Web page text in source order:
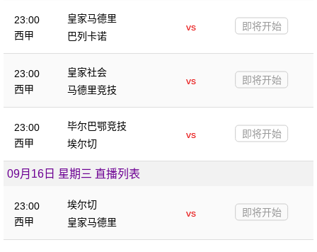
23:00
西甲
皇家马德里
vs
巴列卡诺
即将开始
23:00
西甲
皇家社会
vs
马德里竞技
即将开始
23:00
西甲
毕尔巴鄂竞技
vs
埃尔切
即将开始
09月16日 星期三 直播列表
23:00
西甲
埃尔切
vs
皇家马德里
即将开始